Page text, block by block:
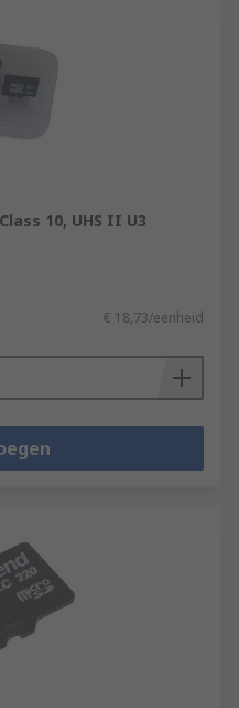
10, UHS II U3
€ 18,73/eenheid